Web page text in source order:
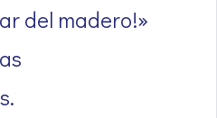
del madero!»